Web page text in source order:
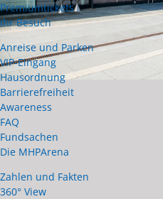
Premiumtickets
Ihr Besuch
Anreise und Parken
VIP-Eingang
Hausordnung
Barrierefreiheit
Awareness
FAQ
Fundsachen
Die MHPArena
Zahlen und Fakten
360° View